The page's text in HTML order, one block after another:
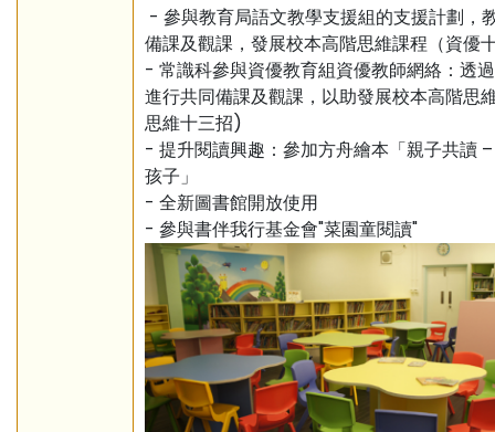
- 參與教育局語文教學支援組的支援計劃，
備課及觀課，發展校本高階思維課程（資優
- 常識科參與資優教育組資優教師網絡：透
進行共同備課及觀課，以助發展校本高階思
思維十三招)
- 提升閱讀興趣：參加方舟繪本「親子共讀
孩子」
- 全新圖書館開放使用
- 參與書伴我行基金會"菜園童閱讀"